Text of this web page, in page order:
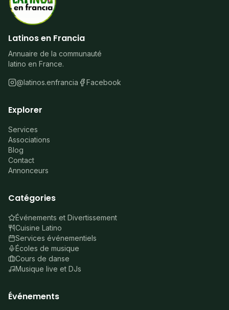
Latinos en Francia
Annuaire de la communauté
latino en France.
@latinos.enfrancia Facebook
Explorer
Services
Associations
Blog
Contact
Annonceurs
Catégories
Événements et Divertissement
Cuisine Latino
Services événementiels
Écoles de musique
Cours de danse
Musique live et DJs
Événements